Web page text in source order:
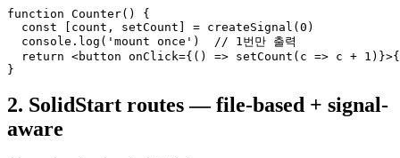
function Counter() {
  const [count, setCount] = createSignal(0)
  console.log('mount once')  // 1번만 출력
return <button onClick={() => setCount(c => c +
}
2. SolidStart routes — file-based + signal-
aware